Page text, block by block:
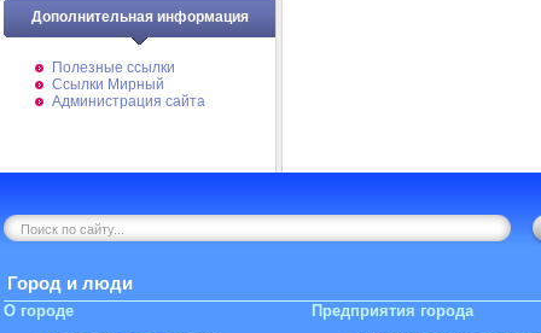
Дополнительная информация
Полезные ссылки
Ссылки Мирный
Администрация сайта
Город и люди
О городе Предприятия города